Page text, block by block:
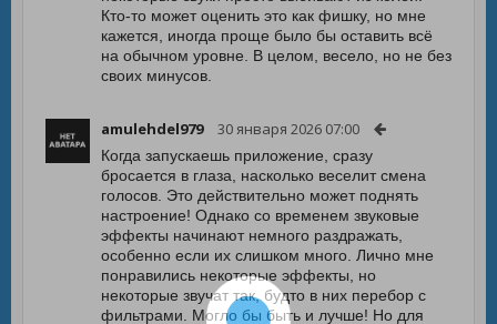
Кто-то может оценить это как фишку, но мне
кажется, иногда проще было бы оставить всё
на обычном уровне. В целом, весело, но не без
своих минусов.
amulehdel979 30 января 2026 07:00
Когда запускаешь приложение, сразу
бросается в глаза, насколько веселит смена
голосов. Это действительно может поднять
настроение! Однако со временем звуковые
эффекты начинают немного раздражать,
особенно если их слишком много. Лично мне
понравились некоторые эффекты, но
некоторые звучат так, будто в них перебор с
фильтрами. Могло бы быть и лучше! Но для